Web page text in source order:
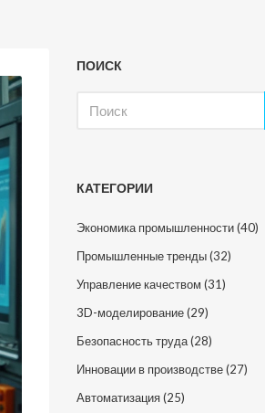
ПОИСК
КАТЕГОРИИ
Экономика промышленности(40)
Промышленные тренды(32)
Управление качеством (31)
3D-моделирование(29)
Безопасность труда(28)
Инновации в производстве(27)
Автоматизация(25)